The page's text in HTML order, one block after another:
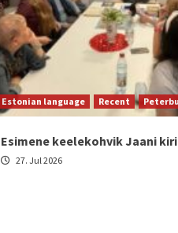
Estonian language Recent
Esimene keelekohvik Jaani
27. Jul 2026